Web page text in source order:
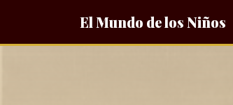
El Mundo de los Niños